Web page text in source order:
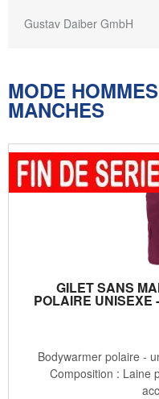
Gustav Daiber GmbH
MODE
MANCHES
GILET SANS
POLAIRE UNISEXE
Bodywarmer polaire -
Composition : Laine